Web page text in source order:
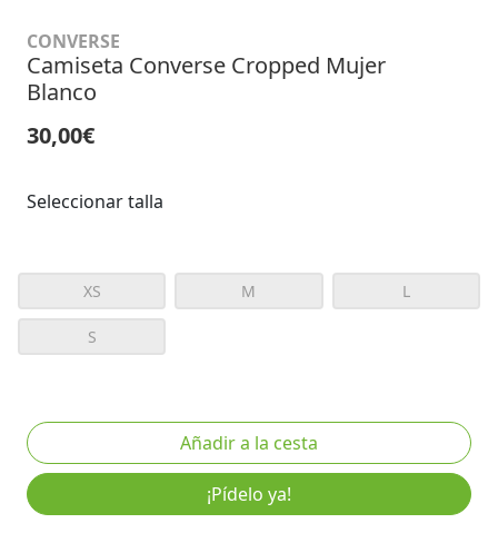
CONVERSE
Camiseta Converse Cropped Mujer
Blanco
30,00€
Seleccionar talla
XS M L
S
¡Pídelo ya!